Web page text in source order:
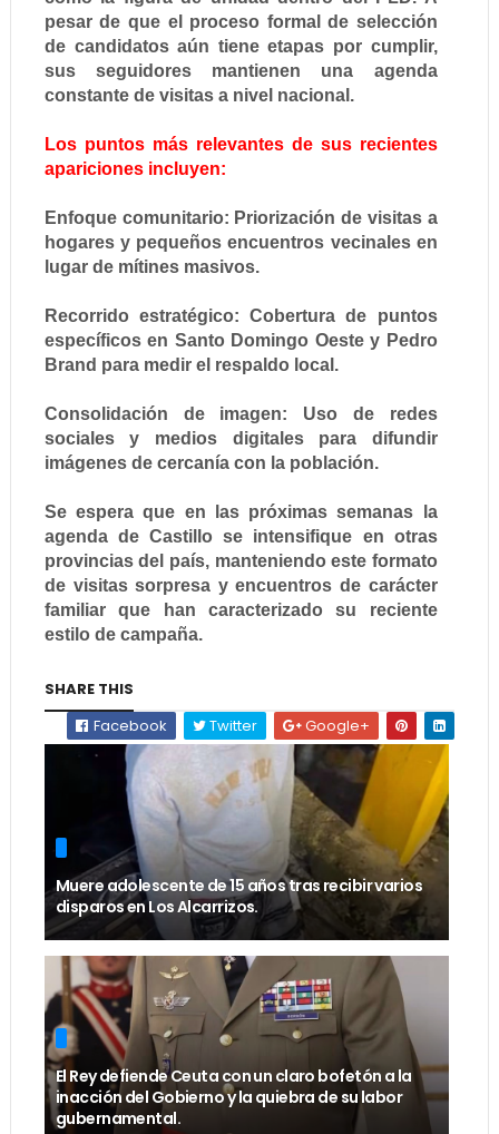
pesar de que el proceso formal de selección
de candidatos aún tiene etapas por cumplir,
sus seguidores mantienen una agenda
constante de visitas a nivel nacional.
Los puntos más relevantes de sus recientes
apariciones incluyen:
Enfoque comunitario: Priorización de visitas a
hogares y pequeños encuentros vecinales en
lugar de mítines masivos.
Recorrido estratégico: Cobertura de puntos
específicos en Santo Domingo Oeste y Pedro
Brand para medir el respaldo local.
Consolidación de imagen: Uso de redes
sociales y medios digitales para difundir
imágenes de cercanía con la población.
Se espera que en las próximas semanas la
agenda de Castillo se intensifique en otras
provincias del país, manteniendo este formato
de visitas sorpresa y encuentros de carácter
familiar que han caracterizado su reciente
estilo de campaña.
SHARE THIS
Facebook
Twitter Google+
Muere adolescente de 15 años tras recibir varios
disparos en Los Alcarrizos.
El Rey defiende Ceuta con un claro bofetón a la
inacción del Gobierno y la quiebra de su labor
gubernamental.